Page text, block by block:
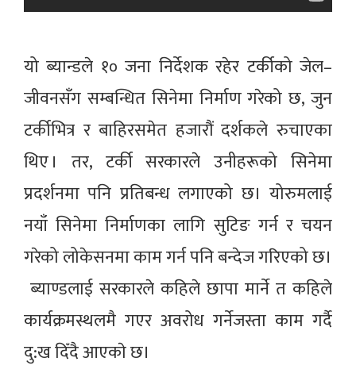
यो ब्यान्डले १० जना निर्देशक रहेर टर्कीको जेल–
जीवनसँग सम्बन्धित सिनेमा निर्माण गरेको छ, जुन
टर्कीभित्र र बाहिरसमेत हजारौं दर्शकले रुचाएका
थिए । तर, टर्की सरकारले उनीहरूको सिनेमा
प्रदर्शनमा पनि प्रतिबन्ध लगाएको छ। योरुमलाई
नयाँ सिनेमा निर्माणका लागि सुटिङ गर्न र चयन
गरेको लोकेसनमा काम गर्न पनि बन्देज गरिएको छ।
ब्याण्डलाई सरकारले कहिले छापा मार्ने त कहिले
कार्यक्रमस्थलमै गएर अवरोध गर्नेजस्ता काम गर्दै
दु:ख दिँदै आएकाे छ।